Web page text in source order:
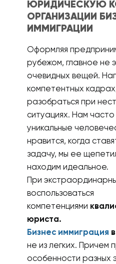
ЮРИДИЧЕСКУЮ
ОРГАНИЗАЦИИ
ИММИГРАЦИИ
Оформляя
рубежом, главное не
очевидных вещей.
компетентных
разобраться при
ситуациях. Нам
уникальные
нравится, когда
задачу, мы ее
находим идеальное.
При
воспользоваться
компетенциями
юриста.
Бизнес иммиграция
не из легких. Причем
особенности разных